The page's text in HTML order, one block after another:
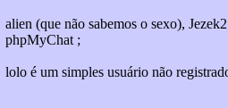
alien (que não sabemos o sexo),
phpMyChat ;
lolo é um simples usuário não